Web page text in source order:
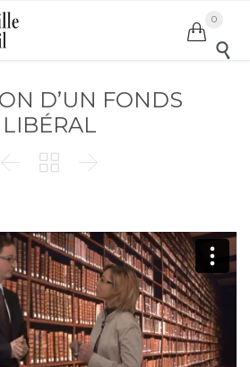

0

D’UN FONDS
LIBÉRAL
  